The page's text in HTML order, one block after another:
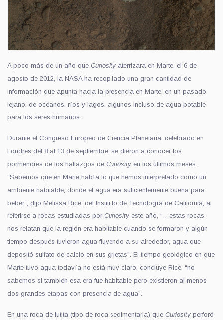
A poco más de un año que Curiosity aterrizara en Marte, el 6 de
agosto de 2012, la NASA ha recopilado una gran cantidad de
información que apunta hacia la presencia en Marte, en un pasado
lejano, de océanos, ríos y lagos, algunos incluso de agua potable
para los seres humanos.
Durante el Congreso Europeo de Ciencia Planetaria, celebrado en
Londres del 8 al 13 de septiembre, se dieron a conocer los
pormenores de los hallazgos de Curiosity en los últimos meses.
“Sabemos que en Marte había lo que hemos interpretado como un
ambiente habitable, donde el agua era suficientemente buena para
beber”, dijo Melissa Rice, del Instituto de Tecnología de California, al
referirse a rocas estudiadas por Curiosity este año, “…estas rocas
nos relatan que la región era habitable cuando se formaron y algún
tiempo después tuvieron agua fluyendo a su alrededor, agua que
depositó sulfato de calcio en sus grietas”. El tiempo geológico en que
Marte tuvo agua todavía no está muy claro, concluye Rice, “no
sabemos si también esa era fue habitable pero existieron al menos
dos grandes etapas con presencia de agua”.
En una roca de lutita (tipo de roca sedimentaria) que Curiosity perforó